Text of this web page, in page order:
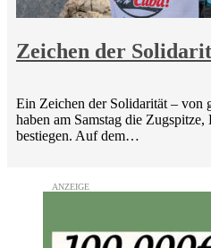
Zeichen der
Ein Zeichen der Solidarität – von
haben am Samstag die
bestiegen. Auf dem…